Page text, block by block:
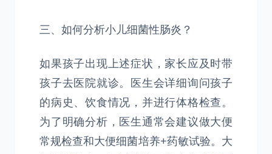
三、如何分析小儿细菌性肠炎？
如果孩子出现上述症状，家长应及时带
孩子去医院就诊。医生会详细询问孩子
的病史、饮食情况，并进行体格检查。
为了明确分析，医生通常会建议做大便
常规检查和大便细菌培养+药敏试验。大